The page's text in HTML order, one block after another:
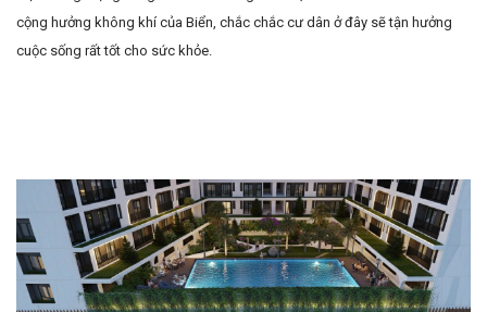
cộng hưởng không khí của Biển, chắc chắc cư dân ở đây sẽ tận hưởng
cuộc sống rất tốt cho sức khỏe.